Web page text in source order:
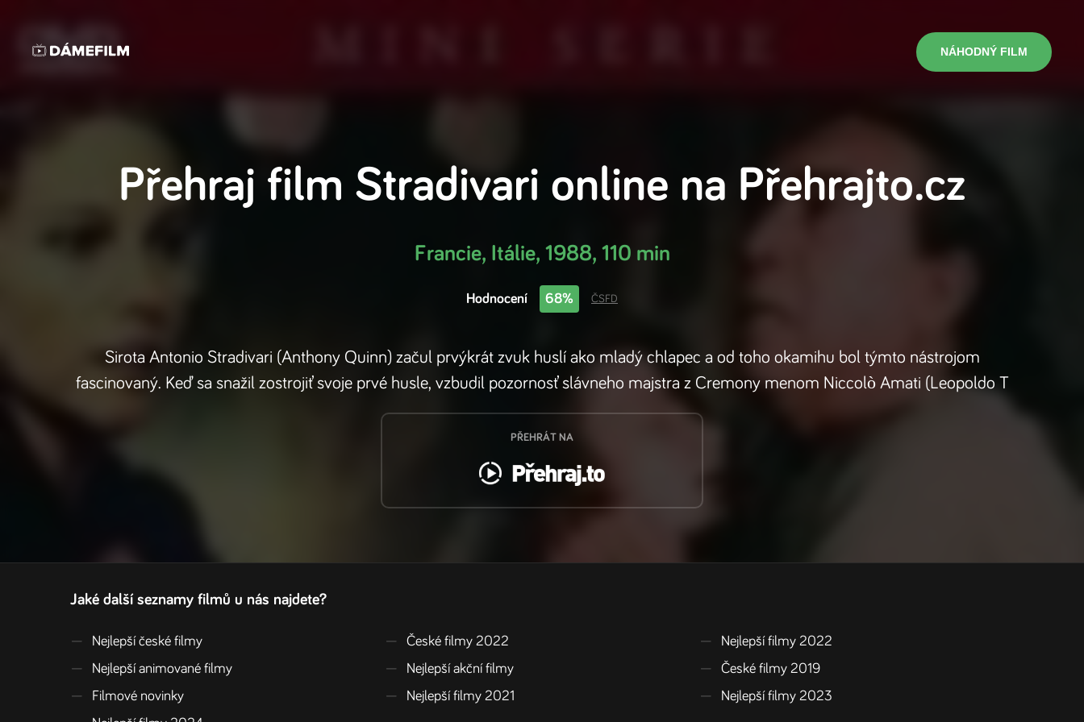
NÁHODNÝ FILM
Přehraj film Stradivari online na Přehrajto.cz
Francie, Itálie, 1988, 110 min
Hodnocení 68% ČSFD
Sirota Antonio Stradivari (Anthony Quinn) začul prvýkrát zvuk huslí ako mladý chlapec a od toho okamihu bol týmto nástrojom
fascinovaný. Keď sa snažil zostrojiť svoje prvé husle, vzbudil pozornosť slávneho majstra z Cremony menom Niccolò Amati (Leopoldo T
PŘEHRÁT NA
Jaké další seznamy filmů u nás najdete?
— Nejlepší české filmy — České filmy 2022 —
Nejlepší filmy 2022
—
Nejlepší animované filmy — Nejlepší akční filmy —
České filmy 2019
—
Filmové novinky — Nejlepší filmy 2021 —
Nejlepší filmy 2023